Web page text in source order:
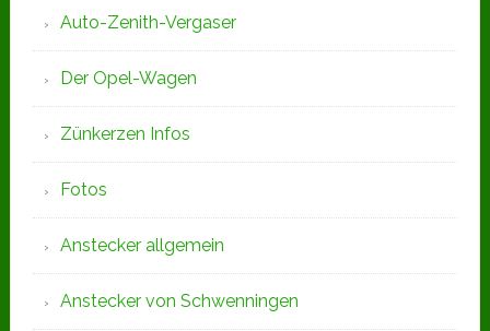
Auto-Zenith-Vergaser
Der Opel-Wagen
Zünkerzen Infos
Fotos
Anstecker allgemein
Anstecker von Schwenningen